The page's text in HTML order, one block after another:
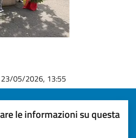
23/05/2026, 13:55
le informazioni su questa